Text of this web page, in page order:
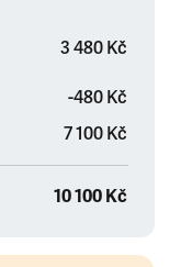
3 480 Kč
-480 Kč
7 100 Kč
10 100 Kč